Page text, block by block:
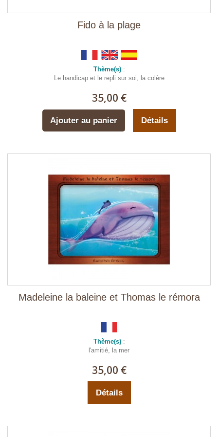
Fido à la plage
Thème(s):
Le handicap et le repli sur soi, la colère
35,00 €
Ajouter au panier Détails
Madeleine la baleine et Thomas le rémora
Thème(s):
l'amitié, la mer
35,00 €
Détails